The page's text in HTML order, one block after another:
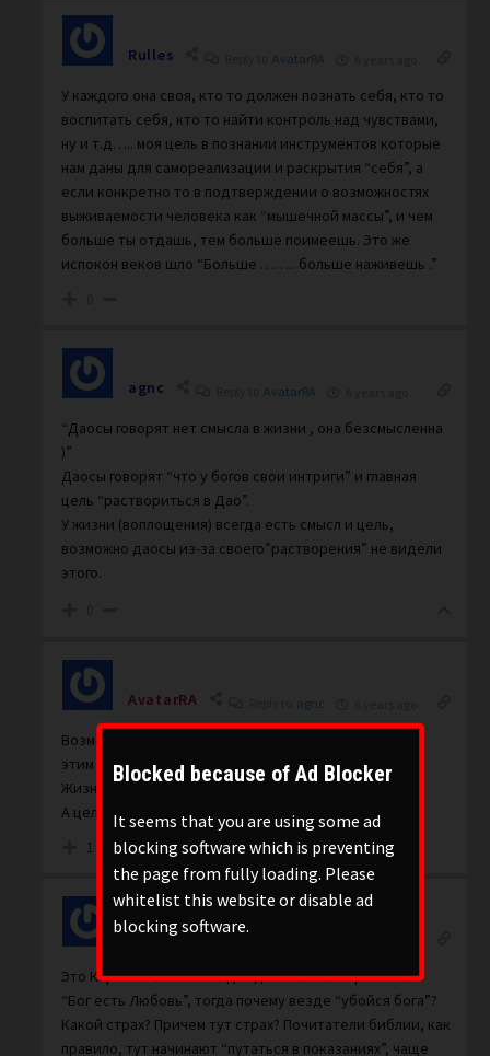
Rulles Reply toAvatarRA
У каждого она своя, кто то должен познать себя, кто то
воспитать себя, кто то найти контроль над чувствами,
ну и т.д….. моя цель в познании инструментов которые
нам даны для самореализации и раскрытия “себя”, а
если конкретно то в подтверждении о возможностях
выживаемости человека как “мышечной массы”, и чем
больше ты отдашь, тем больше поимеешь. Это же
испокон веков шло “Больше …….. больше наживешь .”
agnc AvatarRA
“Даосы говорят нет смысла в жизни , она безсмысленна
)”
Даосы говорят “что у богов свои интриги” и главная
цель “раствориться в Дао”.
У жизни (воплощения) всегда есть смысл и цель,
возможно даосы из-за своего”растворения” не видели
этого.
AvatarRA agnc
Возможно мы не понимаем что Они(даосы) пытаются
этим сказать )
Жизнь есть жизнь,- это путь.
А цели и смыслы это переходящее и проходящее )
1
agnc
Это Карма. И если он не дойдет – это его проблемы.
“Бог есть Любовь”, тогда почему везде “убойся бога”?
Какой страх? Причем тут страх? Почитатели библии, как
правило, тут начинают “путаться в показаниях”, чаще
Blocked because of Ad Blocker
It seems that you are using some ad
blocking software which is preventing
the page from fully loading. Please
whitelist this website or disable ad
blocking software.